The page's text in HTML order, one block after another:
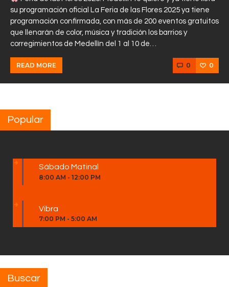
su programación oficial La Feria de las Flores 2025 ya tiene
programación confirmada, con más de 200 eventos gratuitos
que llenarán de color, música y tradición los barrios y
corregimientos de Medellín del 1 al 10 de…
READ MORE 0 0
Popular
Sábado Matinal
8:00 AM - 12:00 PM
Vibra
7:00 PM - 5:00 AM
Buscar